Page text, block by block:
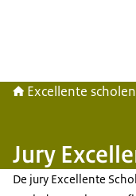
Excellente scholen
Jury
De jury Excellente